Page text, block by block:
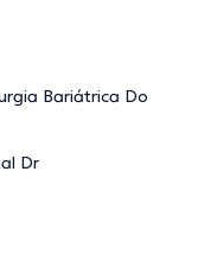
Bariátrica Do
Dr